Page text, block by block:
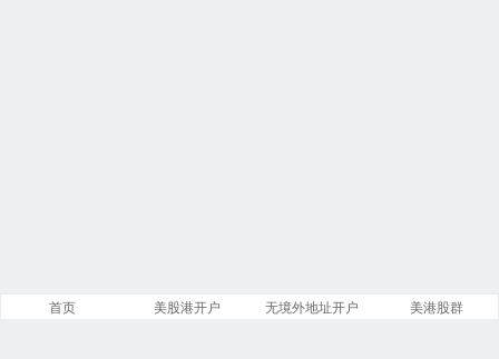
首页 美股港开户 无境外地址开户 美港股群